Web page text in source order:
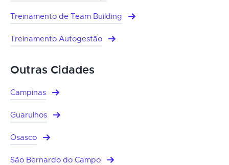
Treinamento de Team Building
Treinamento Autogestão
Outras Cidades
Campinas
Guarulhos
Osasco
São Bernardo do Campo